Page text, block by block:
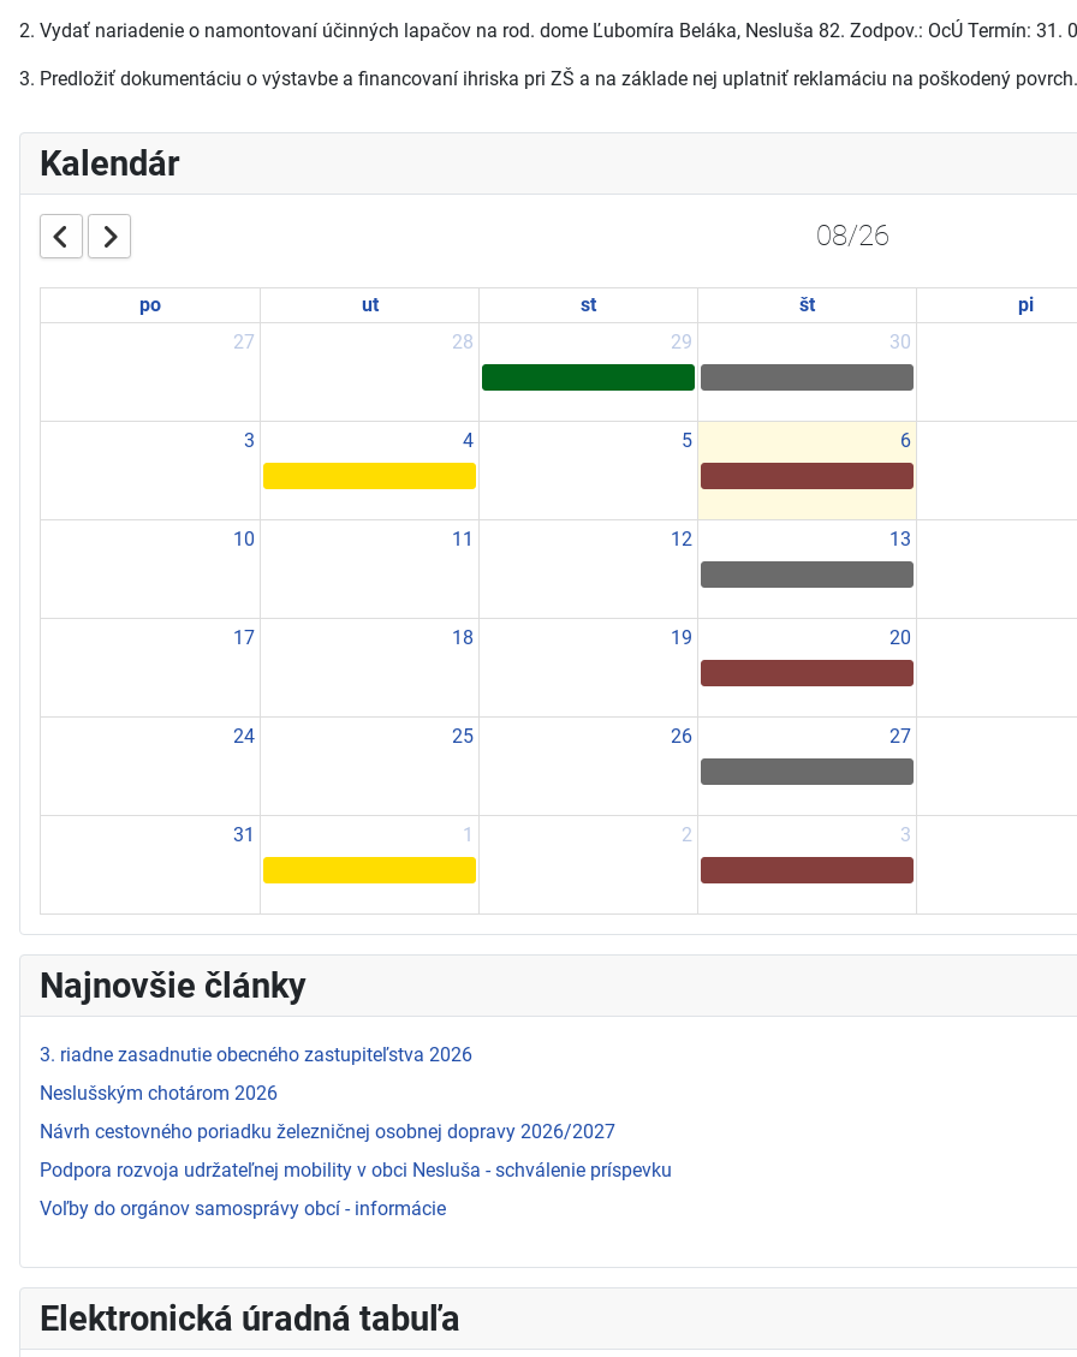
2. Vydať nariadenie o namontovaní účinných lapačov na rod. dome Ľubomíra Beláka, Nesluša 82. Zodpov.: OcÚ Termín: 31.
3. Predložiť dokumentáciu o výstavbe a financovaní ihriska pri ZŠ a na základe nej uplatniť reklamáciu na poškodený
Kalendár
08/26
po ut st št pi
27
28 29 30
3 4 5 6
10 11 12 13
17 18 19 20
24 25 26 27
31 1 2 3
Najnovšie články
3. riadne zasadnutie obecného zastupiteľstva 2026
Neslušským chotárom 2026
Návrh cestovného poriadku železničnej osobnej dopravy 2026/2027
Podpora rozvoja udržateľnej mobility v obci Nesluša - schválenie príspevku
Voľby do orgánov samosprávy obcí - informácie
Elektronická úradná tabuľa